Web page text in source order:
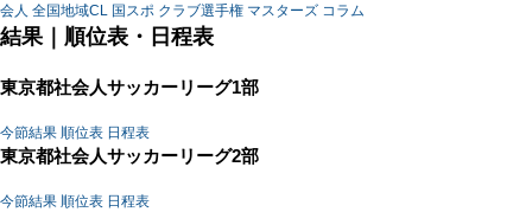
会人 全国地域CL 国スポ クラブ選手権 マスターズ コラム
結果｜順位表・日程表
東京都社会人サッカーリーグ1部
今節結果 順位表 日程表
東京都社会人サッカーリーグ2部
今節結果 順位表 日程表